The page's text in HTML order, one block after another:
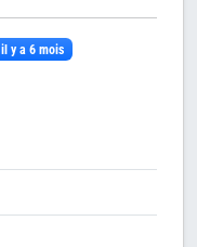
il y a 6 mois